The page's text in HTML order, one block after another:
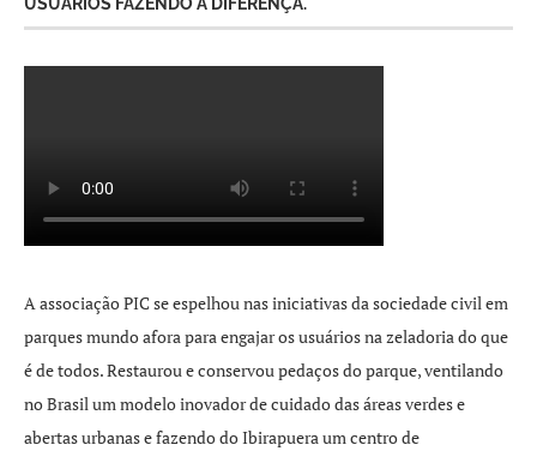
A associação PIC se espelhou nas iniciativas da sociedade civil em
parques mundo afora para engajar os usuários na zeladoria do que
é de todos. Restaurou e conservou pedaços do parque, ventilando
no Brasil um modelo inovador de cuidado das áreas verdes e
abertas urbanas e fazendo do Ibirapuera um centro de